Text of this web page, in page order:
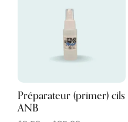
Préparateur (primer) cils
ANB